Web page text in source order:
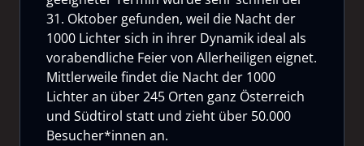
31. Oktober gefunden, weil die Nacht der
1000 Lichter sich in ihrer Dynamik ideal als
vorabendliche Feier von Allerheiligen eignet.
Mittlerweile findet die Nacht der 1000
Lichter an über 245 Orten ganz Österreich
und Südtirol statt und zieht über 50.000
Besucher*innen an.